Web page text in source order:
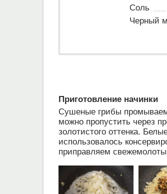
Соль
Черный
Приготовление начинки
Сушеные грибы
можно пропустить через
золотистого оттенка.
использовалось
приправляем